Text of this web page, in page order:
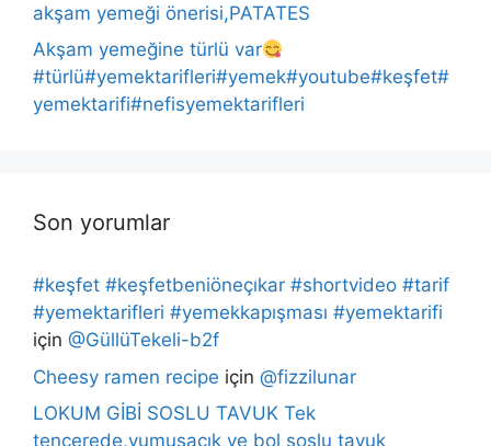
akşam yemeği önerisi,PATATES
Akşam yemeğine türlü var
#türlü#yemektarifleri#yemek#youtube#keşfet#
yemektarifi#nefisyemektarifleri
Son yorumlar
#keşfet #keşfetbeniöneçıkar #shortvideo #tarif
#yemektarifleri #yemekkapışması #yemektarifi
için @GüllüTekeli-b2f
Cheesy ramen recipe için @fizzilunar
LOKUM GİBİ SOSLU TAVUK Tek
tencerede,yumuşacık ve bol soslu tavuk